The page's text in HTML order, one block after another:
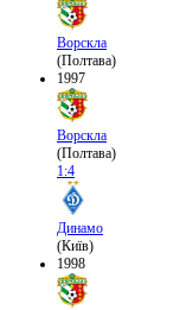
Ворскла
(Полтава)
1997
Ворскла
(Полтава)
1:4
Динамо
(Київ)
1998